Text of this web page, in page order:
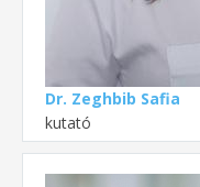
Dr. Zeghbib Safia
kutató